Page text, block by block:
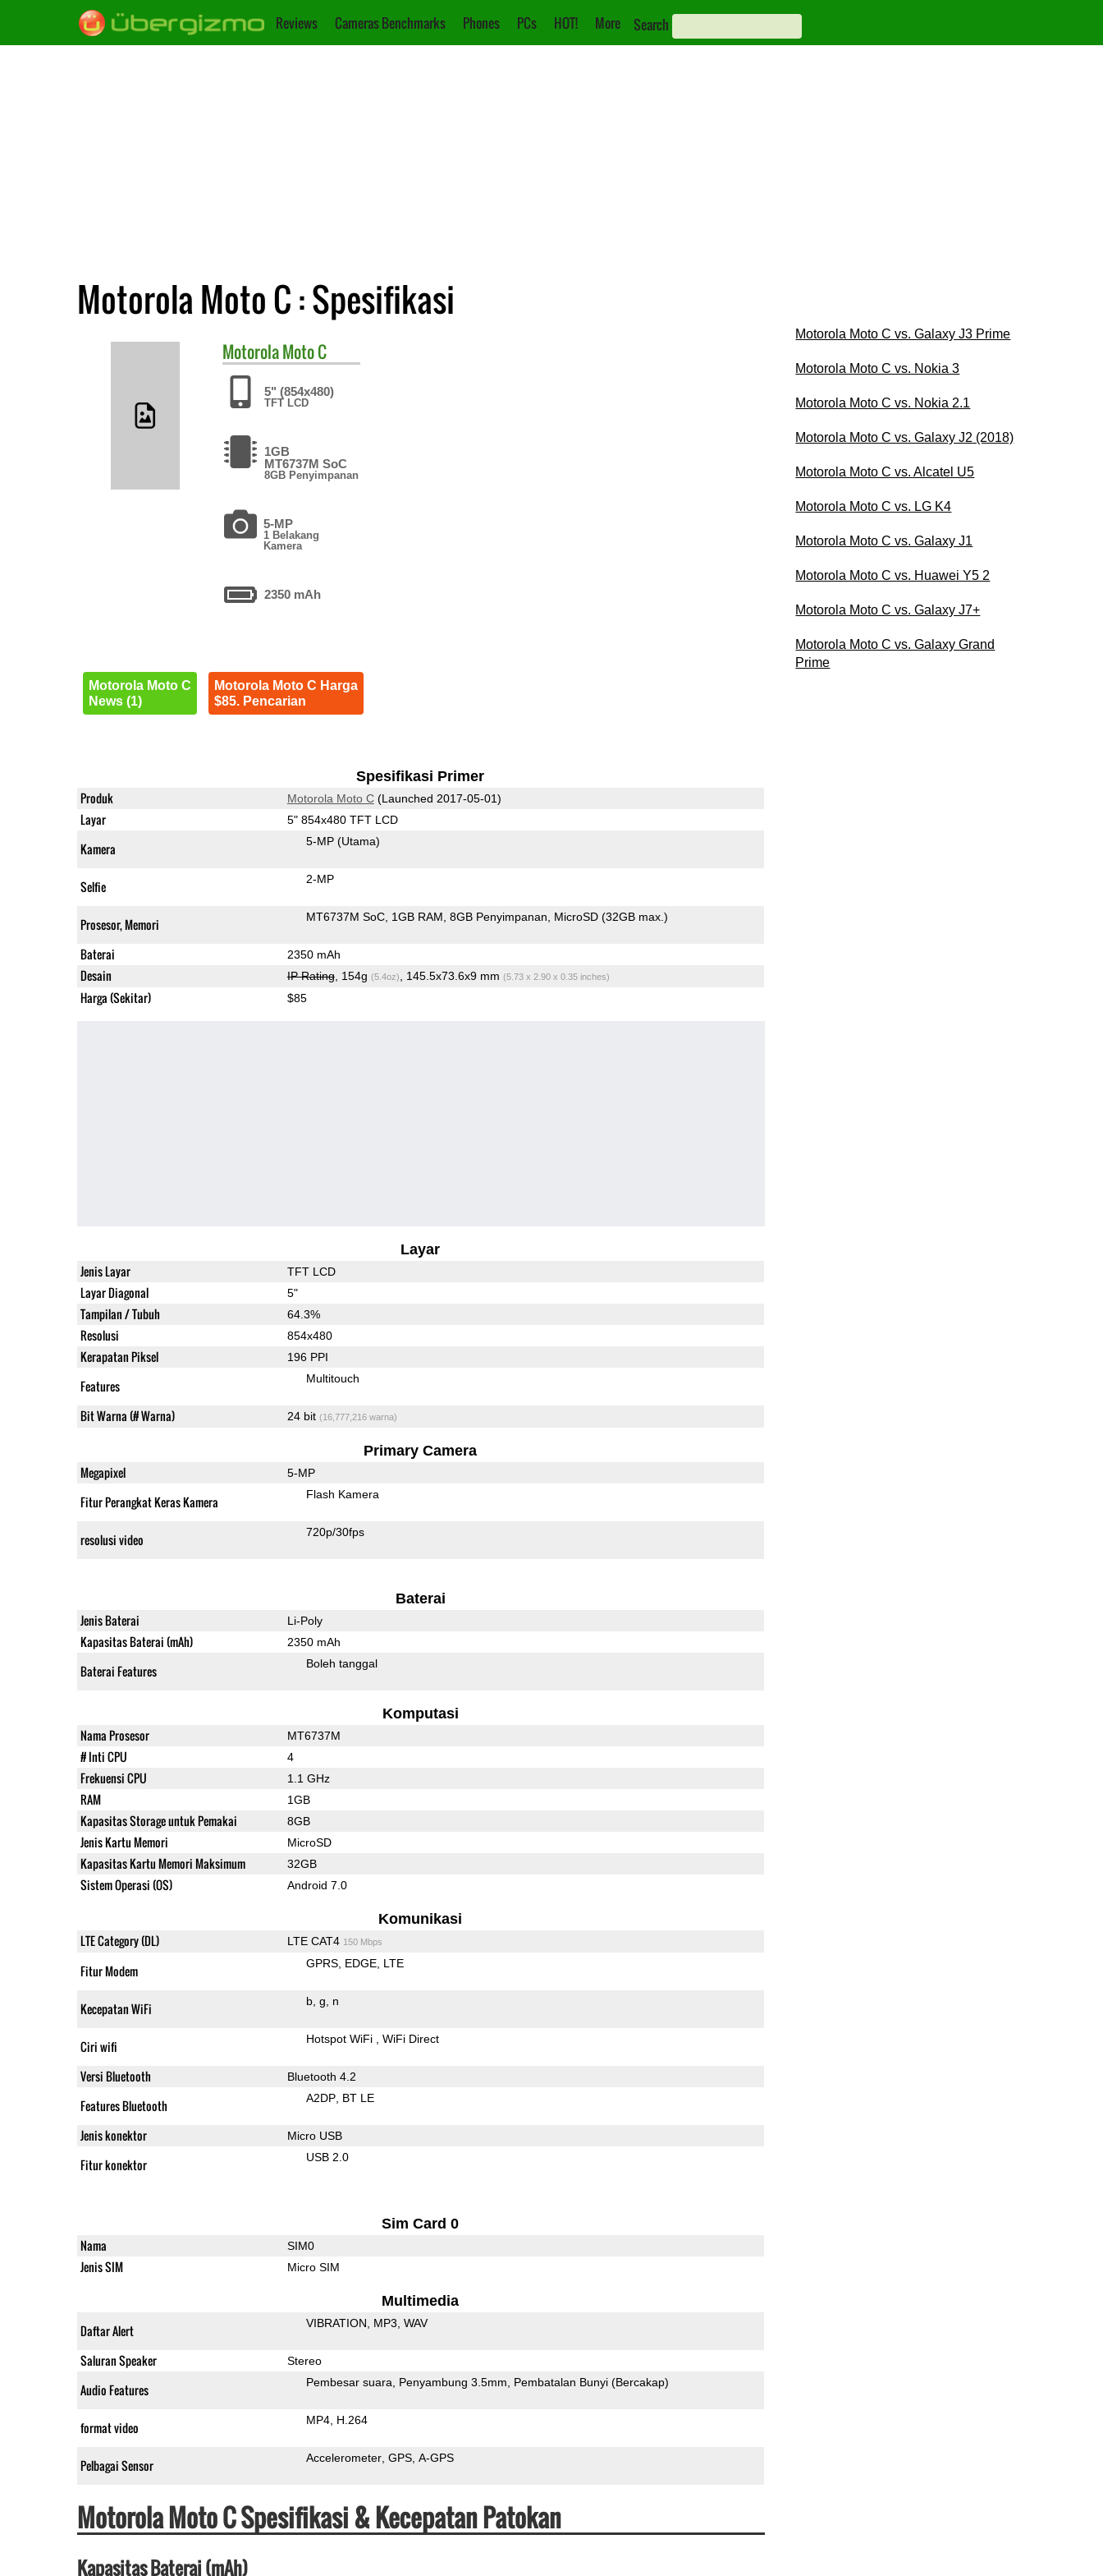
Reviews Cameras Benchmarks Phones PCs HOT! More Search
Motorola Moto C : Spesifikasi
MotorolaMoto C
5" (854x480)
TFT LCD
1GB
MT6737M SoC
8GB Penyimpanan
5-MP
1 Belakang
Kamera
2350 mAh
Motorola Moto C
News (1)
Motorola Moto C Harga
$85. Pencarian
Spesifikasi Primer
Produk Motorola Moto C(Launched 2017-05-01)
Layar 5" 854x480 TFT LCD
Kamera 5-MP (Utama)
Selfie 2-MP
Prosesor, Memori MT6737M SoC 1GB RAM 8GB Penyimpanan MicroSD (32GB max.)
Baterai 2350 mAh
Desain IP Rating, 154g (5.4oz) , 145.5x73.6x9 mm (5.73 x 2.90 x 0.35 inches)
Harga (Sekitar) $85
Layar
Jenis Layar TFT LCD
Layar Diagonal 5"
Tampilan / Tubuh 64.3%
Resolusi 854x480
Kerapatan Piksel 196 PPI
Features Multitouch
Bit Warna (# Warna) 24 bit (16,777,216 warna)
Primary Camera
Megapixel 5-MP
Fitur Perangkat Keras Kamera Flash Kamera
resolusi video 720p/30fps
Baterai
Jenis Baterai Li-Poly
Kapasitas Baterai (mAh) 2350 mAh
Baterai Features Boleh tanggal
Komputasi
Nama Prosesor MT6737M
# Inti CPU 4
Frekuensi CPU 1.1 GHz
RAM 1GB
Kapasitas Storage untuk Pemakai 8GB
Jenis Kartu Memori MicroSD
Kapasitas Kartu Memori Maksimum 32GB
Sistem Operasi (OS) Android 7.0
Komunikasi
LTE Category (DL) LTE CAT4 150 Mbps
Fitur Modem GPRS EDGE LTE
Kecepatan WiFi b g n
Ciri wifi Hotspot WiFi WiFi Direct
Versi Bluetooth Bluetooth 4.2
Features Bluetooth A2DP BT LE
Jenis konektor Micro USB
Fitur konektor USB 2.0
Sim Card 0
Nama SIM0
Jenis SIM Micro SIM
Multimedia
Daftar Alert VIBRATION MP3 WAV
Saluran Speaker Stereo
Audio Features Pembesar suara Penyambung 3.5mm Pembatalan Bunyi (Bercakap)
format video MP4 H.264
Pelbagai Sensor Accelerometer GPS A-GPS
Motorola Moto C Spesifikasi & Kecepatan Patokan
Kapasitas Baterai (mAh)
Motorola Moto C vs. Galaxy J3 Prime
Motorola Moto C vs. Nokia 3
Motorola Moto C vs. Nokia 2.1
Motorola Moto C vs. Galaxy J2 (2018)
Motorola Moto C vs. Alcatel U5
Motorola Moto C vs. LG K4
Motorola Moto C vs. Galaxy J1
Motorola Moto C vs. Huawei Y5 2
Motorola Moto C vs. Galaxy J7+
Motorola Moto C vs. Galaxy Grand
Prime